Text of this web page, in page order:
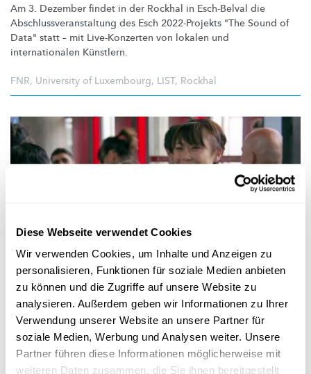
Diese Webseite verwendet Cookies
Wir verwenden Cookies, um Inhalte und Anzeigen zu
personalisieren, Funktionen für soziale Medien anbieten
zu können und die Zugriffe auf unsere Website zu
analysieren. Außerdem geben wir Informationen zu Ihrer
Verwendung unserer Website an unsere Partner für
soziale Medien, Werbung und Analysen weiter. Unsere
Partner führen diese Informationen möglicherweise mit
weiteren Daten zusammen, die Sie ihnen bereitgestellt
Am 3. Dezember findet in der Rockhal in Esch-Belval die
Abschlussveranstaltung des Esch 2022-Projekts "The Sound of
Data" statt – mit Live-Konzerten von lokalen und
internationalen Künstlern.
FNR, University of Luxembourg, LIST, Rockhal
OPTAKT VUM "THE SOUND OF DATA" PROJET
Science meets Music: Impressiounen an
Aftermovie
Interaktiv Workshops fir Grouss a Kleng, e Cyborg dee Faarwen